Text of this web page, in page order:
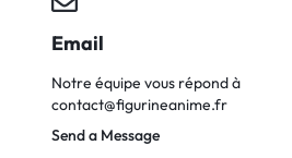
Email
Notre équipe vous répond à
contact@figurineanime.fr
Send a Message